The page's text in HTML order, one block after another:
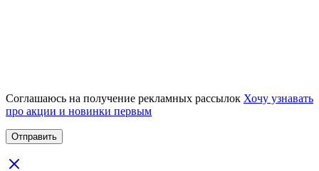
Соглашаюсь на получение рекламных рассылок Хочу узнавать
про акции и новинки первым